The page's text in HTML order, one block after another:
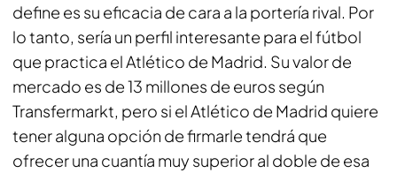
define es su eficacia de cara a la portería rival. Por
lo tanto, sería un perfil interesante para el fútbol
que practica el Atlético de Madrid. Su valor de
mercado es de 13 millones de euros según
Transfermarkt, pero si el Atlético de Madrid quiere
tener alguna opción de firmarle tendrá que
ofrecer una cuantía muy superior al doble de esa